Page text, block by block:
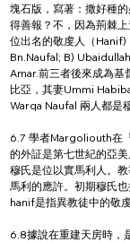
塊石版，寫著：撒好種
得善報？不，因為荊棘
位出名的敬虔人（
Bn.Naufal; B)
Amar.前三者後來成為
比亞，其妻Ummi
Warqa Naufal 兩人都是
6.7 學者Margoliouth在
的外証是第七世紀的亞
穆氏是位以實馬利人。
馬利的應許。初期穆氏
hanif是指異教徒中的敬
6.8據說在重建天房時，